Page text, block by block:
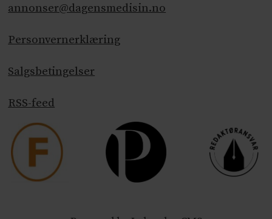
annonser@dagensmedisin.no
Personvernerklæring
Salgsbetingelser
RSS-feed